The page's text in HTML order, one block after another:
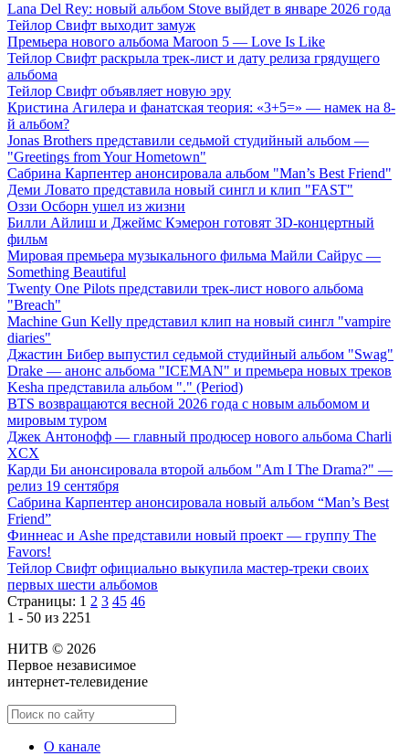
Lana Del Rey: новый альбом Stove выйдет в январе 2026 года
Тейлор Свифт выходит замуж
Премьера нового альбома Maroon 5 — Love Is Like
Тейлор Свифт раскрыла трек-лист и дату релиза грядущего
альбома
Тейлор Свифт объявляет новую эру
Кристина Агилера и фанатская теория: «3+5=» — намек на 8-
й альбом?
Jonas Brothers представили седьмой студийный альбом —
"Greetings from Your Hometown"
Сабрина Карпентер анонсировала альбом "Man’s Best Friend"
Деми Ловато представила новый сингл и клип "FAST"
Оззи Осборн ушел из жизни
Билли Айлиш и Джеймс Кэмерон готовят 3D-концертный
фильм
Мировая премьера музыкального фильма Майли Сайрус —
Something Beautiful
Twenty One Pilots представили трек-лист нового альбома
"Breach"
Machine Gun Kelly представил клип на новый сингл "vampire
diaries"
Джастин Бибер выпустил седьмой студийный альбом "Swag"
Drake — анонс альбома "ICEMAN" и премьера новых треков
Kesha представила альбом "." (Period)
BTS возвращаются весной 2026 года с новым альбомом и
мировым туром
Джек Антонофф — главный продюсер нового альбома Charli
XCX
Карди Би анонсировала второй альбом "Am I The Drama?" —
релиз 19 сентября
Сабрина Карпентер анонсировала новый альбом “Man’s Best
Friend”
Финнеас и Ashe представили новый проект — группу The
Favors!
Тейлор Свифт официально выкупила мастер-треки своих
первых шести альбомов
Страницы: 1 2 3 45 46
1 - 50 из 2251
НИТВ © 2026
Первое независимое
интернет-телевидение
О канале